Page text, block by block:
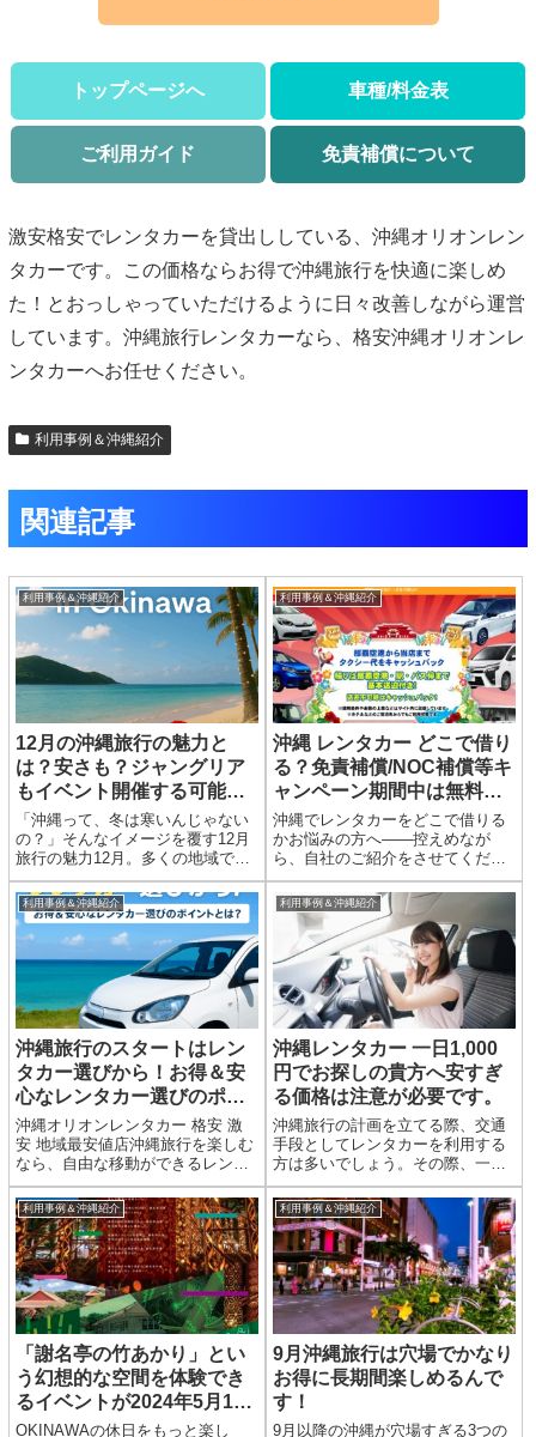
トップページへ 車種/料金表
ご利用ガイド 免責補償について
激安格安でレンタカーを貸出ししている、沖縄オリオンレン
タカーです。この価格ならお得で沖縄旅行を快適に楽しめ
た！とおっしゃっていただけるように日々改善しながら運営
しています。沖縄旅行レンタカーなら、格安沖縄オリオンレ
ンタカーへお任せください。
利用事例＆沖縄紹介
関連記事
利用事例＆沖縄紹介
12月の沖縄旅行の魅力と
は？安さも？ジャングリア
もイベント開催する可能性
あり？
「沖縄って、冬は寒いんじゃない
の？」そんなイメージを覆す12月
旅行の魅力12月。多くの地域では
厚手のコートが欠かせない季節で
すが、沖縄では、昼間の平均気温
は18〜22℃と、寒さが厳しい本土
に比べてとても穏やか。沖縄オリ
オンレンタカー 格安 ...
利用事例＆沖縄紹介
沖縄 レンタカー どこで借り
る？免責補償/NOC補償等キ
ャンペーン期間中は無料の
当店はいかがですか？
沖縄でレンタカーをどこで借りる
かお悩みの方へ――控えめなが
ら、自社のご紹介をさせてくださ
い沖縄旅行をご検討中の皆さま
へ。旅の計画の中でも「レンタカ
ー、どこで借りよう？」と迷って
いませんか？ネットで検索すれば
たくさんのレンタカー会社が出て
きま...
利用事例＆沖縄紹介
沖縄旅行のスタートはレン
タカー選びから！お得＆安
心なレンタカー選びのポイ
ントとは？
沖縄オリオンレンタカー 格安 激
安 地域最安値店沖縄旅行を楽しむ
なら、自由な移動ができるレンタ
カーは欠かせません。でも、「ど
こで借りたらいい？」「料金や補
償は？」と悩む人も多いのではな
いでしょうか？今回は、沖縄でレ
ンタカーを探している方に向...
利用事例＆沖縄紹介
沖縄レンタカー 一日1,000
円でお探しの貴方へ安すぎ
る価格は注意が必要です。
沖縄旅行の計画を立てる際、交通
手段としてレンタカーを利用する
方は多いでしょう。その際、一日
1,000円という驚くほど安い価格に
魅力を感じることもあるかもしれ
ません。しかし、価格だけに引か
れて選んでしまうと、安全性やサ
ービスにおいて思わぬ落と...
利用事例＆沖縄紹介
「謝名亭の竹あかり」とい
う幻想的な空間を体験でき
るイベントが2024年5月1日
~7/7日まで開催中
OKINAWAの休日をもっと楽し
利用事例＆沖縄紹介
9月沖縄旅行は穴場でかなり
お得に長期間楽しめるんで
す！
9月以降の沖縄が穴場すぎる3つの